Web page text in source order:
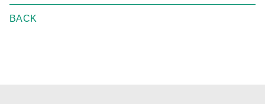
BACK